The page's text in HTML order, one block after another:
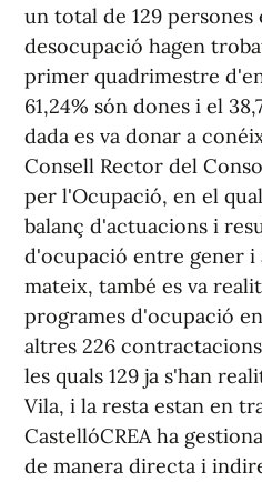
un total de 129 persones
desocupació hagen
primer quadrimestre
61,24% són dones i el
dada es va donar a
Consell Rector del
per l'Ocupació, en el
balanç d'actuacions i
d'ocupació entre gener i
mateix, també es va
programes d'ocupació
altres 226
les quals 129 ja s'han
Vila, i la resta estan en
CastellóCREA ha
de manera directa i